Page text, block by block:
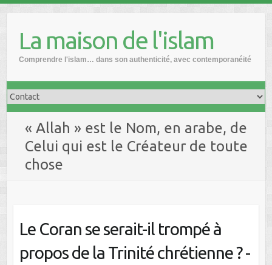
La maison de l'islam
Comprendre l'islam… dans son authenticité, avec contemporanéité
« Allah » est le Nom, en arabe, de
Celui qui est le Créateur de toute
chose
Le Coran se serait-il trompé à
propos de la Trinité chrétienne ? -